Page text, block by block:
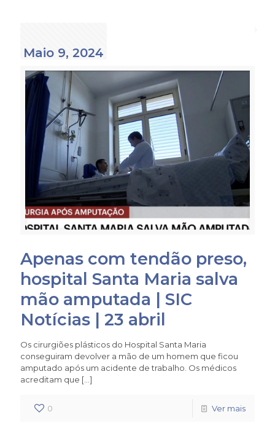
Maio 9, 2024
Apenas com tendão preso,
hospital Santa Maria salva
mão amputada | SIC
Notícias | 23 abril
Os cirurgiões plásticos do Hospital Santa Maria
conseguiram devolver a mão de um homem que ficou
amputado após um acidente de trabalho. Os médicos
acreditam que […]
0 Ver mais